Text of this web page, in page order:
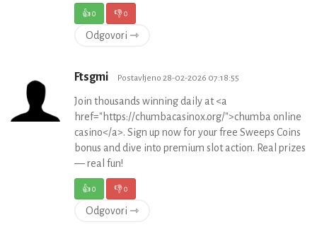
👍0 👎0
Odgovori ⇾
Ftsgmi Postavljeno 28-02-2026 07:18:55
Join thousands winning daily at <a
href="https://chumbacasinox.org/">chumba online
casino</a>. Sign up now for your free Sweeps Coins
bonus and dive into premium slot action. Real prizes
— real fun!
👍0 👎0
Odgovori ⇾